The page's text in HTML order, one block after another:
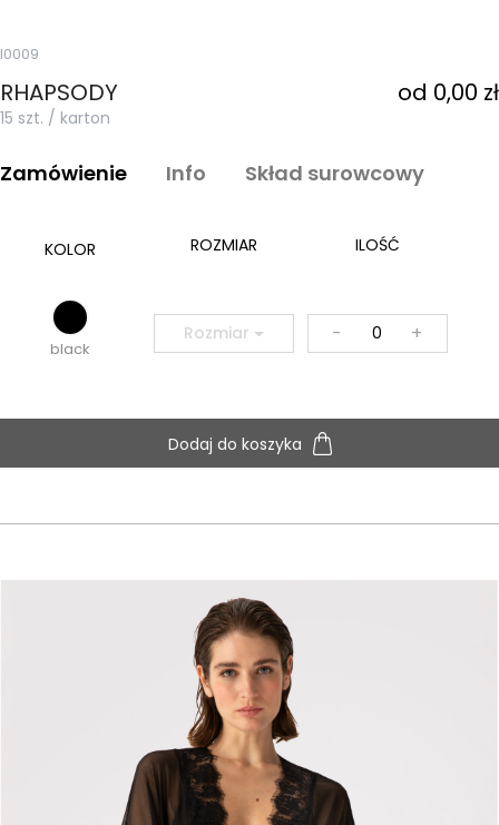
I0009
RHAPSODY od 0,00 zł
15 szt. / karton
Zamówienie Info Skład surowcowy
KOLOR ROZMIAR ILOŚĆ
black
Rozmiar - +
Dodaj do koszyka